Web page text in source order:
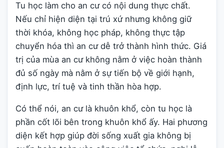
Tu học làm cho an cư có nội dung thực chất.
Nếu chỉ hiện diện tại trú xứ nhưng không giữ
thời khóa, không học pháp, không thực tập
chuyển hóa thì an cư dễ trở thành hình thức. Giá
trị của mùa an cư không nằm ở việc hoàn thành
đủ số ngày mà nằm ở sự tiến bộ về giới hạnh,
định lực, trí tuệ và tinh thần hòa hợp.
Có thể nói, an cư là khuôn khổ, còn tu học là
phần cốt lõi bên trong khuôn khổ ấy. Hai phương
diện kết hợp giúp đời sống xuất gia không bị